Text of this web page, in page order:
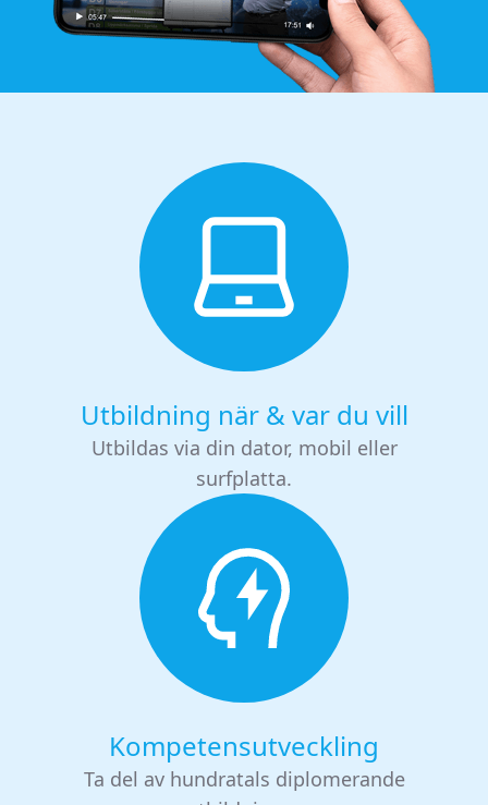
Utbildning när & var du vill
Utbildas via din dator, mobil eller
surfplatta.
Kompetensutveckling
Ta del av hundratals diplomerande